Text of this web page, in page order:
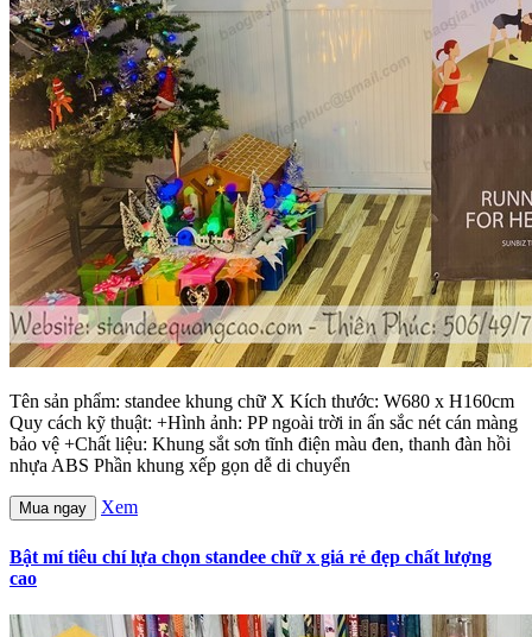
Tên sản phẩm: standee khung chữ X Kích thước: W680 x H160cm
Quy cách kỹ thuật: +Hình ảnh: PP ngoài trời in ấn sắc nét cán màng
bảo vệ +Chất liệu: Khung sắt sơn tĩnh điện màu đen, thanh đàn hồi
nhựa ABS Phần khung xếp gọn dễ di chuyển
Mua ngay Xem
Bật mí tiêu chí lựa chọn standee chữ x giá rẻ đẹp chất lượng
cao